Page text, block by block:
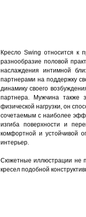
Кресло Swing относится к
разнообразие половой
наслаждения интимной
партнерами на поддержку
динамику своего
партнера. Мужчина также
физической нагрузки, он
сочетаемым с наиболее
изгиба поверхности и
комфортной и устойчивой
интерьер.
Сюжетные иллюстрации не
кресел подобной